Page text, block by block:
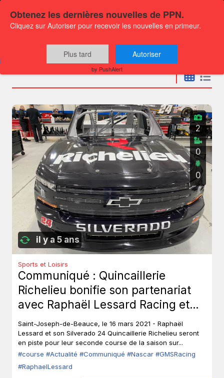
Communiqués
il y a 5 ans
2
0
0
Sports et Loisirs
Communiqué : Quincaillerie
Richelieu bonifie son partenariat
avec Raphaël Lessard Racing et
devient partenaire majeur pour la
course au Atlanta Motor
Speedway - Série des
camionnettes NASCAR Camping
Saint-Joseph-de-Beauce, le 16 mars 2021 - Raphaël
Lessard et son Silverado 24 Quincaillerie Richelieu seront
en piste pour leur seconde course de la saison sur...
#course #Actualité #Communiqué #Nascar #GMSRacing
#RaphaelLessard
Obtenez les dernières nouvelles de PPN.
Cliquez sur Autoriser pour recevoir les nouvelles en primeur.
Plus tard Autoriser
by PushAlert